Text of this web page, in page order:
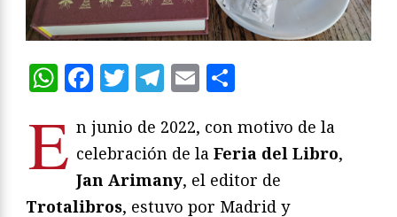
WhatsApp
Facebook
Twitter
Telegram
Email
E n junio de 2022, con motivo de la
celebración de la Feria del Libro,
Jan Arimany, el editor de
Trotalibros, estuvo por Madrid y